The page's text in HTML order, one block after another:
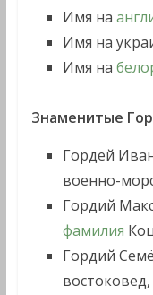
Имя на
Имя на
Имя на
Знаменитые
Гордей
военно-
Гордий
фамилия
Гордий